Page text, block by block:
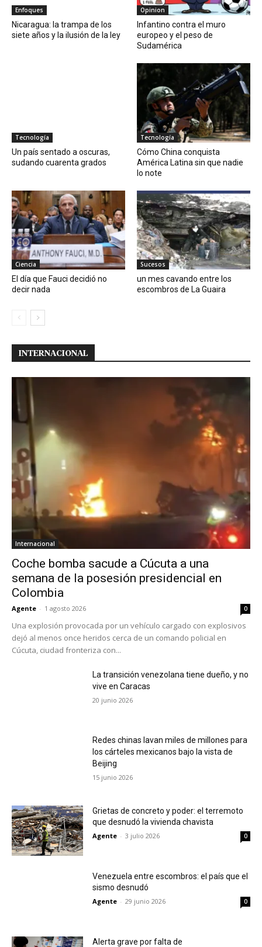
Enfoques
Nicaragua: la trampa de los
siete años y la ilusión de la ley
Opinion
Infantino contra el muro
europeo y el peso de
Sudamérica
Tecnología
Un país sentado a oscuras,
sudando cuarenta grados
Tecnología
Cómo China conquista
América Latina sin que nadie
lo note
Ciencia
El día que Fauci decidió no
decir nada
Sucesos
un mes cavando entre los
escombros de La Guaira
INTERNACIONAL
Internacional
Coche bomba sacude a Cúcuta a una
semana de la posesión presidencial en
Colombia
Agente - 1 agosto 2026 0
Una explosión provocada por un vehículo cargado con explosivos
dejó al menos once heridos cerca de un comando policial en
Cúcuta, ciudad fronteriza con...
La transición venezolana tiene dueño, y no
vive en Caracas
20 junio 2026
Redes chinas lavan miles de millones para
los cárteles mexicanos bajo la vista de
Beijing
15 junio 2026
Grietas de concreto y poder: el terremoto
que desnudó la vivienda chavista
Agente - 3 julio 2026 0
Venezuela entre escombros: el país que el
sismo desnudó
Agente - 29 junio 2026 0
Alerta grave por falta de